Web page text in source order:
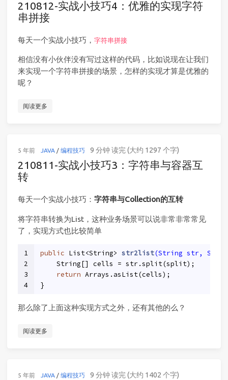
210812-实战小技巧4：优雅的实现字符
串拼接
每天一个实战小技巧， 字符串拼接
相信没有小伙伴没有写过这样的代码，比如说现在让我们
来实现一个字符串拼接的场景，怎样的实现才算是优雅的
呢？
阅读更多
5 年前 JAVA/ 编程技巧 9 分钟 读完 (大约 1297 个字)
210811-实战小技巧3：字符串与容器互
转
每天一个实战小技巧： 字符串与Collection的互转
将字符串转换为List，这种业务场景可以说非常非常常见
了，实现方式也比较简单
1
2
3
4
public List<String> str2list(String str,
    String[] cells = str.split(split);
return Arrays.asList(cells);
}
那么除了上面这种实现方式之外，还有其他的么？
阅读更多
5 年前 JAVA/ 编程技巧 9 分钟 读完 (大约 1402 个字)